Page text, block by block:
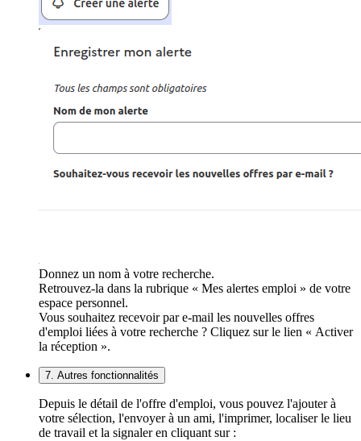
Donnez un nom à votre recherche.
Retrouvez-la dans la rubrique « Mes alertes emploi » de votre
espace personnel.
Vous souhaitez recevoir par e-mail les nouvelles offres
d'emploi liées à votre recherche ? Cliquez sur le lien « Activer
la réception ».
7. Autres fonctionnalités
Depuis le détail de l'offre d'emploi, vous pouvez l'ajouter à
votre sélection, l'envoyer à un ami, l'imprimer, localiser le lieu
de travail et la signaler en cliquant sur :